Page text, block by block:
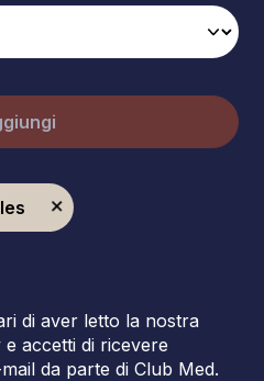
di aver letto la nostra
accetti di ricevere
da parte di Club Med.